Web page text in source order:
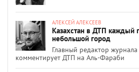
АЛЕКСЕЙ АЛЕКСЕЕВ
Казахстан в ДТП каждый
небольшой город
Главный редактор
комментирует ДТП на Аль-Фараби